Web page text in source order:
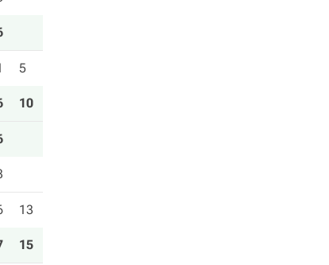
5
10
13
15